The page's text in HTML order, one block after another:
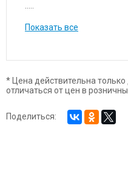
Показать все
* Цена действительна
отличаться от цен в
Поделиться: